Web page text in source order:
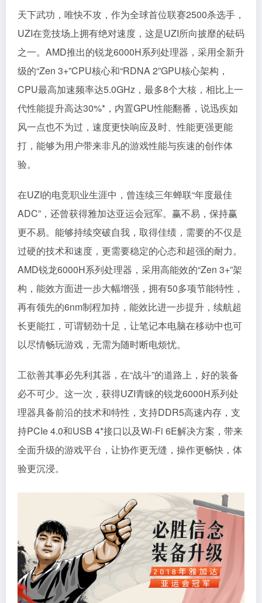
天下武功，唯快不攻，作为全球首位联赛2500杀选手，
UZI在竞技场上拥有绝对速度，这是UZI所向披靡的砝码
之一。AMD推出的锐龙6000H系列处理器，采用全新升
级的“Zen 3+”CPU核心和“RDNA 2”GPU核心架构，
CPU最高加速频率达5.0GHz，最多8个大核，相比上一
代性能提升高达30%*，内置GPU性能翻番，说迅疾如
风一点也不为过，速度更快响应及时、性能更强更能
打，能够为用户带来非凡的游戏性能与疾速的创作体
验。
在UZI的电竞职业生涯中，曾连续三年蝉联“年度最佳
ADC”，还曾获得雅加达亚运会冠军。赢不易，保持赢
更不易。能够持续突破自我，取得佳绩，需要的不仅是
过硬的技术和速度，更需要稳定的心态和超强的耐力。
AMD锐龙6000H系列处理器，采用高能效的“Zen 3+”架
构，能效方面进一步大幅增强，拥有50多项节能特性，
再有领先的6nm制程加持，能效比进一步提升，续航超
长更能扛，可谓韧劲十足，让笔记本电脑在移动中也可
以尽情畅玩游戏，无需为随时断电烦忧。
工欲善其事必先利其器，在“战斗”的道路上，好的装备
必不可少。这一次，获得UZI青睐的锐龙6000H系列处
理器具备前沿的技术和特性，支持DDR5高速内存，支
持PCIe 4.0和USB 4*接口以及Wi-Fi 6E解决方案，带来
全面升级的游戏平台，让协作更无缝，操作更畅快，体
验更沉浸。